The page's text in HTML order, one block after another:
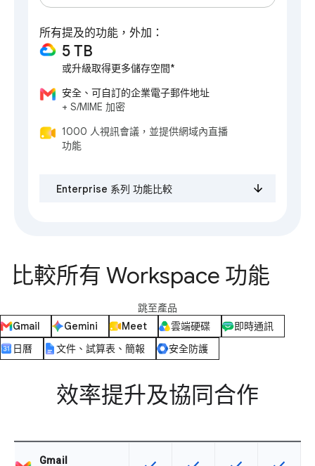
所有提及的功能，外加：
5 TB
或升級取得更多儲存空間*
安全、可自訂的企業電子郵件地址
+ S/MIME 加密
1000 人視訊會議，並提供網域內直播
功能
Enterprise 系列 功能比較
比較所有 Workspace 功能
跳至產品
Gmail
Gemini Meet 雲端硬碟
即時通訊
日曆
文件、試算表、簡報 安全防護
效率提升及協同合作
Gmail